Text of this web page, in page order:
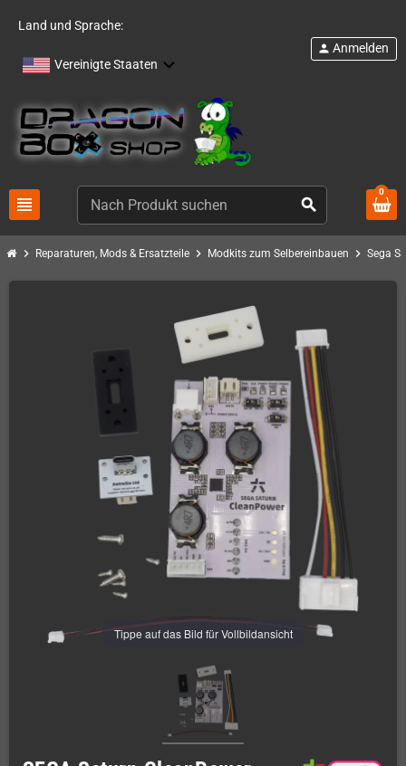
Land und Sprache:
Vereinigte Staaten
view_headline search
person Anmelden
0
chevron_right Reparaturen, Mods & Ersatzteile chevron_right Modkits zum Selbereinbauen chevron_right Sega
Tippe auf das Bild für Vollbildansicht